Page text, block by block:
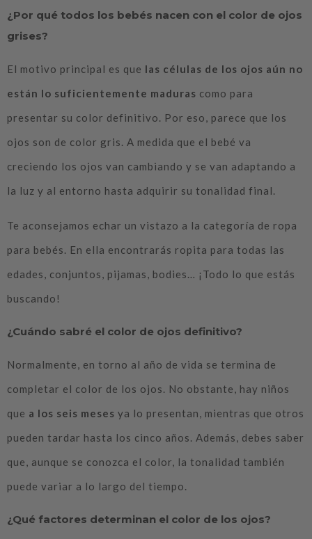
¿Por qué todos los bebés nacen con el color de ojos
grises?
El motivo principal es que las células de los ojos aún no
están lo suficientemente maduras como para
presentar su color definitivo. Por eso, parece que los
ojos son de color gris. A medida que el bebé va
creciendo los ojos van cambiando y se van adaptando a
la luz y al entorno hasta adquirir su tonalidad final.
Te aconsejamos echar un vistazo a la categoría de ropa
para bebés. En ella encontrarás ropita para todas las
edades, conjuntos, pijamas, bodies… ¡Todo lo que estás
buscando!
¿Cuándo sabré el color de ojos definitivo?
Normalmente, en torno al año de vida se termina de
completar el color de los ojos. No obstante, hay niños
que a los seis meses ya lo presentan, mientras que otros
pueden tardar hasta los cinco años. Además, debes saber
que, aunque se conozca el color, la tonalidad también
puede variar a lo largo del tiempo.
¿Qué factores determinan el color de los ojos?